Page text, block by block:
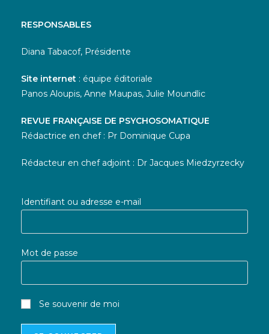
RESPONSABLES
Diana Tabacof, Présidente
Site internet : équipe éditoriale
Panos Aloupis, Anne Maupas, Julie Moundlic
REVUE FRANÇAISE DE PSYCHOSOMATIQUE
Rédactrice en chef : Pr Dominique Cupa
Rédacteur en chef adjoint : Dr Jacques Miedzyrzecky
Identifiant ou adresse e-mail
Mot de passe
Se souvenir de moi